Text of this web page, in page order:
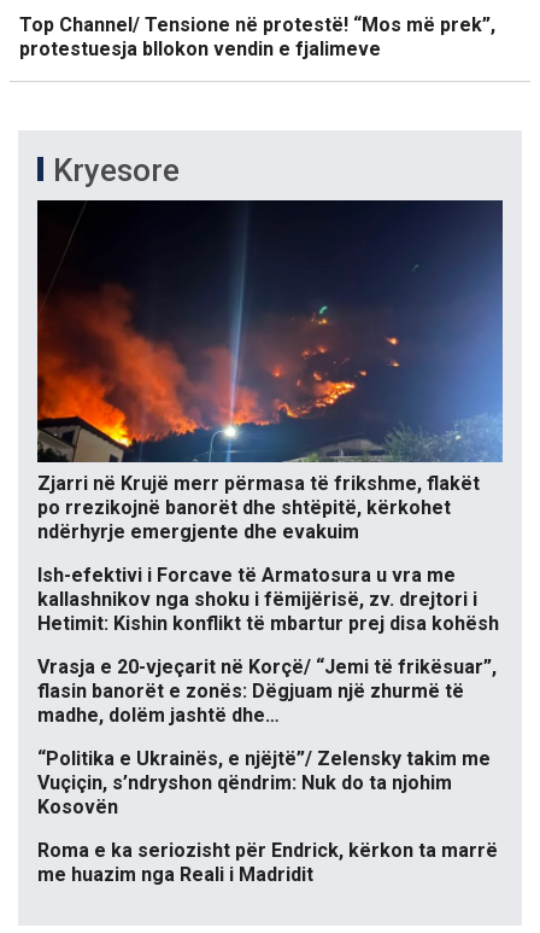
Top Channel/ Tensione në protestë! “Mos më prek”,
protestuesja bllokon vendin e fjalimeve
Kryesore
Zjarri në Krujë merr përmasa të frikshme, flakët
po rrezikojnë banorët dhe shtëpitë, kërkohet
ndërhyrje emergjente dhe evakuim
Ish-efektivi i Forcave të Armatosura u vra me
kallashnikov nga shoku i fëmijërisë, zv. drejtori i
Hetimit: Kishin konflikt të mbartur prej disa kohësh
Vrasja e 20-vjeçarit në Korçë/ “Jemi të frikësuar”,
flasin banorët e zonës: Dëgjuam një zhurmë të
madhe, dolëm jashtë dhe…
“Politika e Ukrainës, e njëjtë”/ Zelensky takim me
Vuçiçin, s’ndryshon qëndrim: Nuk do ta njohim
Kosovën
Roma e ka seriozisht për Endrick, kërkon ta marrë
me huazim nga Reali i Madridit